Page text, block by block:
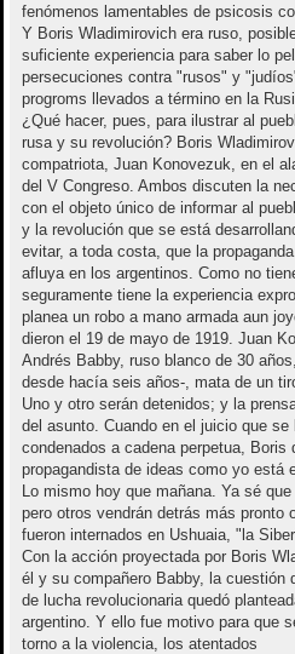
fenómenos lamentables de psicosis
Y Boris Wladimirovich era ruso,
suficiente experiencia para saber lo
persecuciones contra "rusos" y
progroms llevados a término en la
¿Qué hacer, pues, para ilustrar al
rusa y su revolución? Boris
compatriota, Juan Konovezuk, en el
del V Congreso. Ambos discuten la
con el objeto único de informar al
y la revolución que se está
evitar, a toda costa, que la
afluya en los argentinos. Como no
seguramente tiene la experiencia
planea un robo a mano armada aun
dieron el 19 de mayo de 1919. Juan
Andrés Babby, ruso blanco de 30
desde hacía seis años-, mata de un
Uno y otro serán detenidos; y la
del asunto. Cuando en el juicio que
condenados a cadena perpetua, Boris
propagandista de ideas como yo está
Lo mismo hoy que mañana. Ya sé
pero otros vendrán detrás más pronto
fueron internados en Ushuaia, "la
Con la acción proyectada por Boris
él y su compañero Babby, la cuestión
de lucha revolucionaria quedó
argentino. Y ello fue motivo para que
torno a la violencia, los atentados